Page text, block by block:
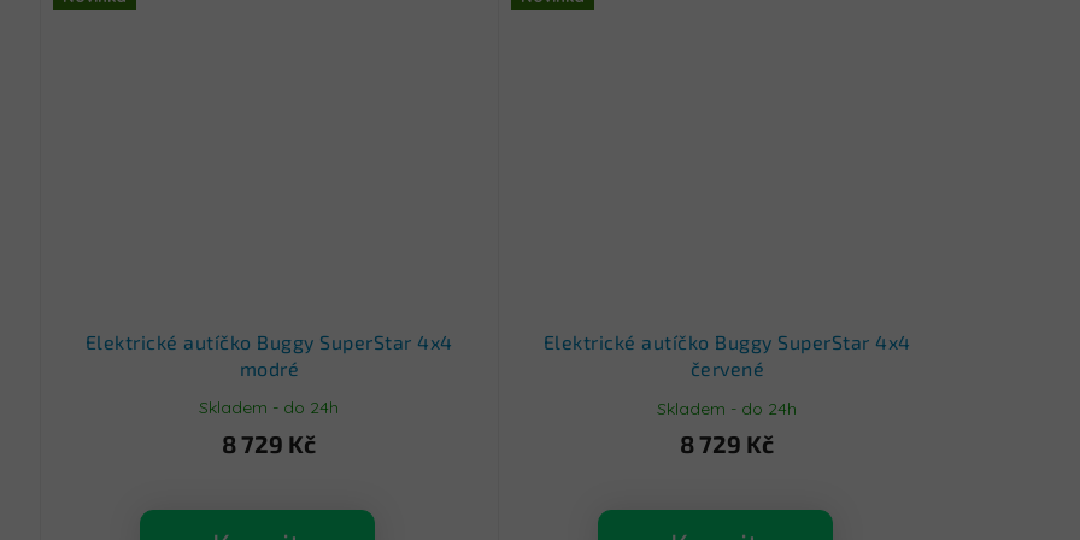
Elektrické autíčko Buggy SuperStar 4x4
modré
Skladem - do 24h
8 729 Kč
Elektrické autíčko Buggy SuperStar 4x4
červené
Skladem - do 24h
8 729 Kč